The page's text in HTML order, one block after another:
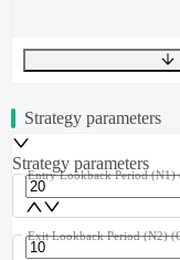
UTF-8409 bytes48
Strategy parameters
Strategy parameters
Entry Lookback Period (N1)
Exit Lookback Period (N2)